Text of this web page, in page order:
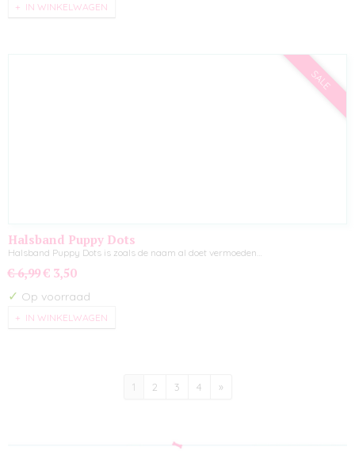
IN WINKELWAGEN
SALE
Halsband Puppy Dots
Halsband Puppy Dots is zoals de naam al doet vermoeden…
€ 6,99 € 3,50
✓ Op voorraad
IN WINKELWAGEN
1 2 3 4 »